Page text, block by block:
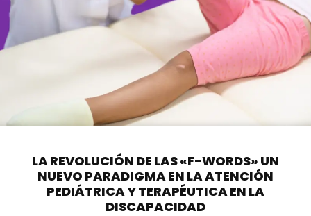
LA REVOLUCIÓN DE LAS «F-WORDS» UN
NUEVO PARADIGMA EN LA ATENCIÓN
PEDIÁTRICA Y TERAPÉUTICA EN LA
DISCAPACIDAD